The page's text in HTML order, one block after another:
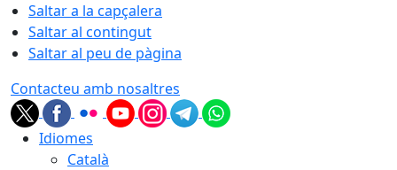
Saltar a la capçalera
Saltar al contingut
Saltar al peu de pàgina
Contacteu amb nosaltres
Idiomes
Català